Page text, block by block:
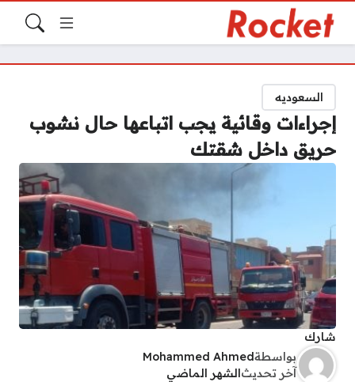
السعوديه
إجراءات وقائية يجب اتباعها حال نشوب
حريق داخل شقتك
شارك
بواسطةMohammed Ahmed
آخر تحديث الشهر الماضي